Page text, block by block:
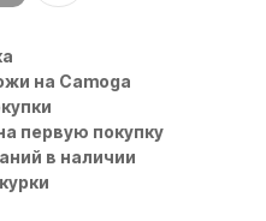
на Camoga
первую покупку
в наличии